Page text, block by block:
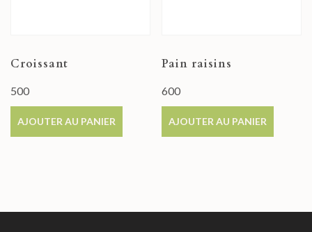
Croissant
500
AJOUTER AU PANIER
Pain raisins
600
AJOUTER AU PANIER